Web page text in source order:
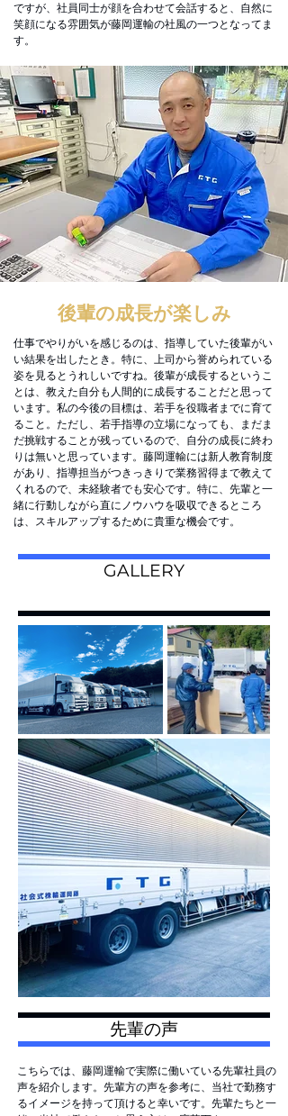
ですが、社員同士が顔を合わせて会話すると、自然に
笑顔になる雰囲気が藤岡運輸の社風の一つとなってま
す。
後輩の成長が楽しみ
仕事でやりがいを感じるのは、指導していた後輩がい
い結果を出したとき。特に、上司から誉められている
姿を見るとうれしいですね。後輩が成長するというこ
とは、教えた自分も人間的に成長することだと思って
います。私の今後の目標は、若手を役職者までに育て
ること。ただし、若手指導の立場になっても、まだま
だ挑戦することが残っているので、自分の成長に終わ
りは無いと思っています。藤岡運輸には新人教育制度
があり、指導担当がつきっきりで業務習得まで教えて
くれるので、未経験者でも安心です。特に、先輩と一
緒に行動しながら直にノウハウを吸収できるところ
は、スキルアップするために貴重な機会です。
GALLERY
こちらでは、藤岡運輸で実際に働いている先輩社員の
声を紹介します。先輩方の声を参考に、当社で勤務す
るイメージを持って頂けると幸いです。先輩たちと一
先輩の声